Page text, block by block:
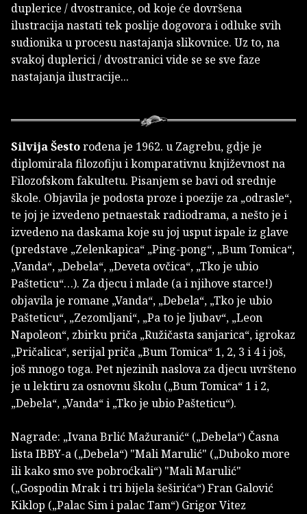
duplerice / dvostranice, od koje će dovršena
ilustracija nastati tek poslije dogovora i odluke svih
sudionika u procesu nastajanja slikovnice. Uz to, na
svakoj duplerici / dvostranici vide se se sve faze
nastajanja ilustracije...
Silvija Šestorođena je 1962. u Zagrebu, gdje je
diplomirala filozofiju i komparativnu književnost na
Filozofskom fakultetu. Pisanjem se bavi od srednje
škole. Objavila je podosta proze i poezije za „odrasle“,
te joj je izvedeno petnaestak radiodrama, a nešto je i
izvedeno na daskama koje su joj usput ispale iz glave
(predstave „Zelenkapica“ „Ping-pong“, „Bum Tomica“,
„Vanda“, „Debela“, „Deveta ovčica“, „Tko je ubio
Pašteticu“…). Za djecu i mlade (a i njihove starce!)
objavila je romane „Vanda“, „Debela“, „Tko je ubio
Pašteticu“, „Zezomljani“, „Pa to je ljubav“, „Leon
Napoleon“, zbirku priča „Ružičasta sanjarica“, igrokaz
„Pričalica“, serijal priča „Bum Tomica“ 1, 2, 3 i 4 i još,
još mnogo toga. Pet njezinih naslova za djecu uvršteno
je u lektiru za osnovnu školu („Bum Tomica“ 1 i 2,
„Debela“, „Vanda“ i „Tko je ubio Pašteticu“).
Nagrade: „Ivana Brlić Mažuranić“ („Debela“) Časna
lista IBBY-a („Debela“) "Mali Marulić" („Duboko more
ili kako smo sve pobroćkali“) "Mali Marulić"
(„Gospodin Mrak i tri bijela šeširića“) Fran Galović
Kiklop („Palac Sim i palac Tam“) Grigor Vitez